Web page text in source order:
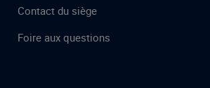
Contact du siège
Foire aux questions